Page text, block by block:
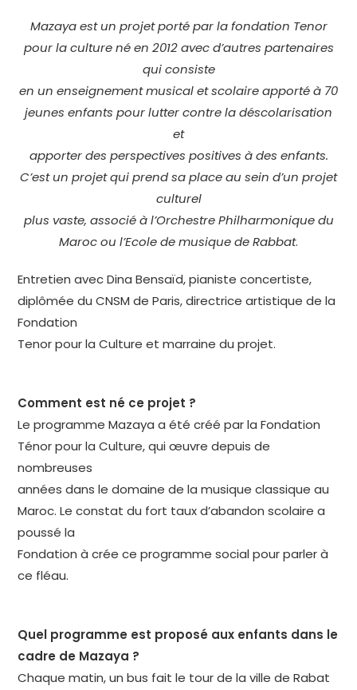
Mazaya est un projet porté par la fondation Tenor
pour la culture né en 2012 avec d’autres partenaires
qui consiste
en un enseignement musical et scolaire apporté à 70
jeunes enfants pour lutter contre la déscolarisation
et
apporter des perspectives positives à des enfants.
C’est un projet qui prend sa place au sein d’un projet
culturel
plus vaste, associé à l’Orchestre Philharmonique du
Maroc ou l’Ecole de musique de Rabbat.
Entretien avec Dina Bensaïd, pianiste concertiste,
diplômée du CNSM de Paris, directrice artistique de la
Fondation
Tenor pour la Culture et marraine du projet.
Comment est né ce projet ?
Le programme Mazaya a été créé par la Fondation
Ténor pour la Culture, qui œuvre depuis de
nombreuses
années dans le domaine de la musique classique au
Maroc. Le constat du fort taux d’abandon scolaire a
poussé la
Fondation à crée ce programme social pour parler à
ce fléau.
Quel programme est proposé aux enfants dans le
cadre de Mazaya ?
Chaque matin, un bus fait le tour de la ville de Rabat